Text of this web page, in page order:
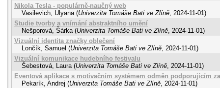
Nikola Tesla - populárně-naučný web
Vasilevich, Ulyana (Univerzita Tomáše Bati ve Zlíně, 2024-11-01)
Studie tvorby a vnímání abstraktního umění
Nešporová, Šárka (Univerzita Tomáše Bati ve Zlíně, 2024-11-01)
Vizuální identita značky oblečení
Lončík, Samuel (Univerzita Tomáše Bati ve Zlíně, 2024-11-01)
Vizuální komunikace hudebního festivalu
Šebestová, Laura (Univerzita Tomáše Bati ve Zlíně, 2024-11-01)
Eventová aplikace s motivačním systémem odměn podporujícím
Pekarík, Andrej (Univerzita Tomáše Bati ve Zlíně, 2024-11-01)